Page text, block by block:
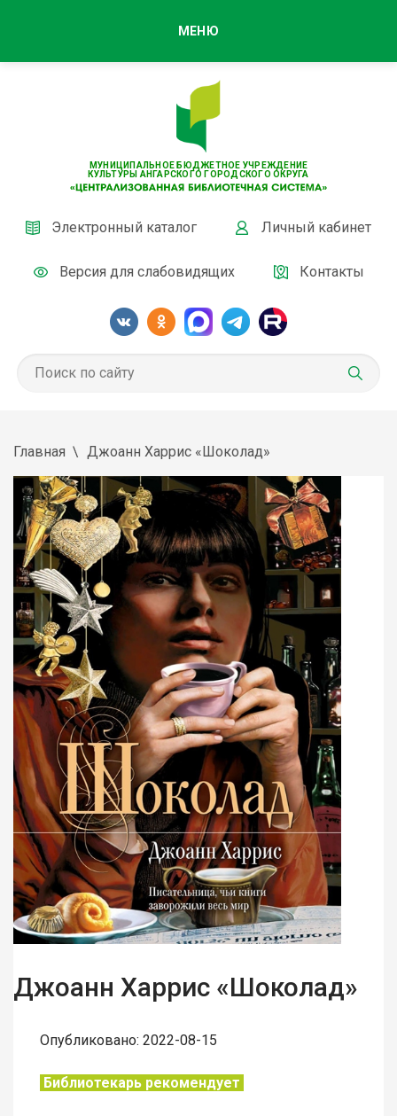
МУНИЦИПАЛЬНОЕ БЮДЖЕТНОЕ УЧРЕЖДЕНИЕ
КУЛЬТУРЫ АНГАРСКОГО ГОРОДСКОГО ОКРУГА
Электронный каталог Личный кабинет
Версия для слабовидящих Контакты
МЕНЮ
Главная Джоанн Харрис «Шоколад»
Джоанн Харрис «Шоколад»
Опубликовано: 2022-08-15
Библиотекарь рекомендует